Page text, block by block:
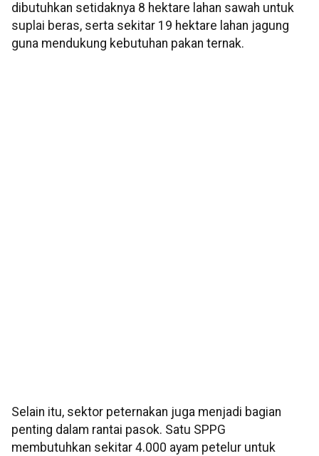
dibutuhkan setidaknya 8 hektare lahan sawah untuk
suplai beras, serta sekitar 19 hektare lahan jagung
guna mendukung kebutuhan pakan ternak.
Selain itu, sektor peternakan juga menjadi bagian
penting dalam rantai pasok. Satu SPPG
membutuhkan sekitar 4.000 ayam petelur untuk